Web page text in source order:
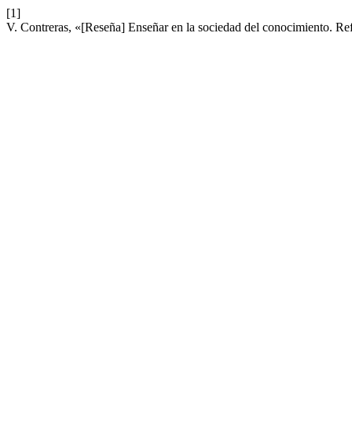
[1]
V. Contreras, «[Reseña] Enseñar en la sociedad del conocimiento.